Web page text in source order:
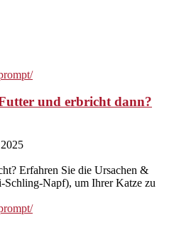
und erbricht dann?
Erfahren Sie die Ursachen &
Napf), um Ihrer Katze zu